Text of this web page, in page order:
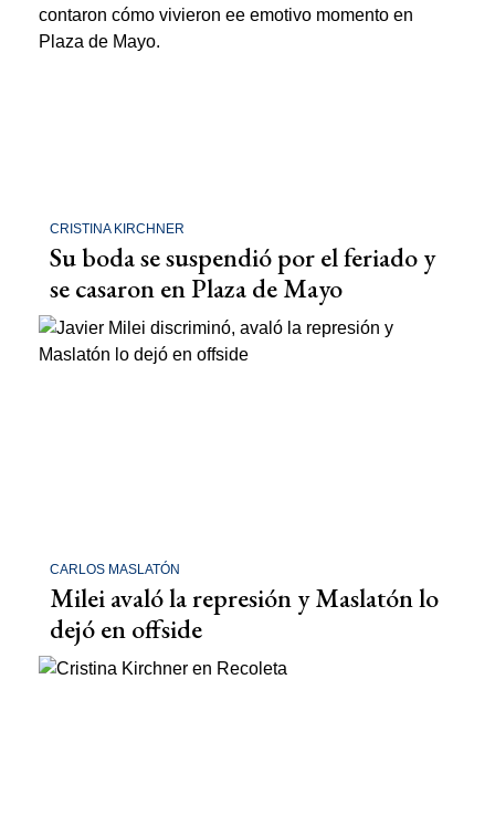
CRISTINA KIRCHNER
Su boda se suspendió por el feriado y
se casaron en Plaza de Mayo
CARLOS MASLATÓN
Milei avaló la represión y Maslatón lo
dejó en offside